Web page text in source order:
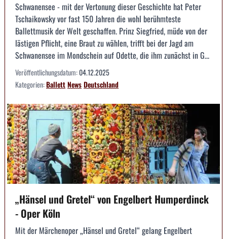
Schwanensee - mit der Vertonung dieser Geschichte hat Peter
Tschaikowsky vor fast 150 Jahren die wohl berühmteste
Ballettmusik der Welt geschaffen. Prinz Siegfried, müde von der
lästigen Pflicht, eine Braut zu wählen, trifft bei der Jagd am
Schwanensee im Mondschein auf Odette, die ihm zunächst in G...
Veröffentlichungsdatum:04.12.2025
Kategorien:BallettNewsDeutschland
„Hänsel und Gretel“ von Engelbert Humperdinck
- Oper Köln
Mit der Märchenoper „Hänsel und Gretel“ gelang Engelbert